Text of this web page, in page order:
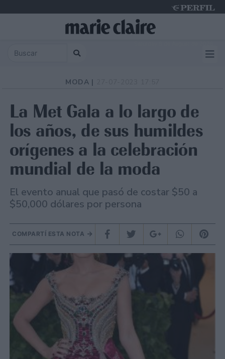
MODA |
La Met Gala a lo largo de
los años, de sus humildes
orígenes a la celebración
mundial de la moda
El evento anual que pasó de costar $50 a
$50,000 dólares por persona
COMPARTÍ ESTA NOTA